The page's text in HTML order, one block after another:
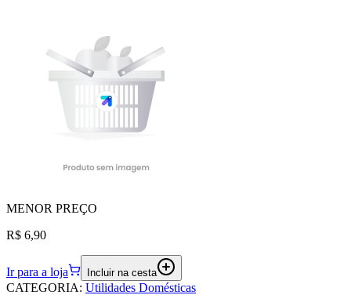
MENOR PREÇO
R$ 6,90
Ir para a loja Incluir na cesta
CATEGORIA: Utilidades Domésticas